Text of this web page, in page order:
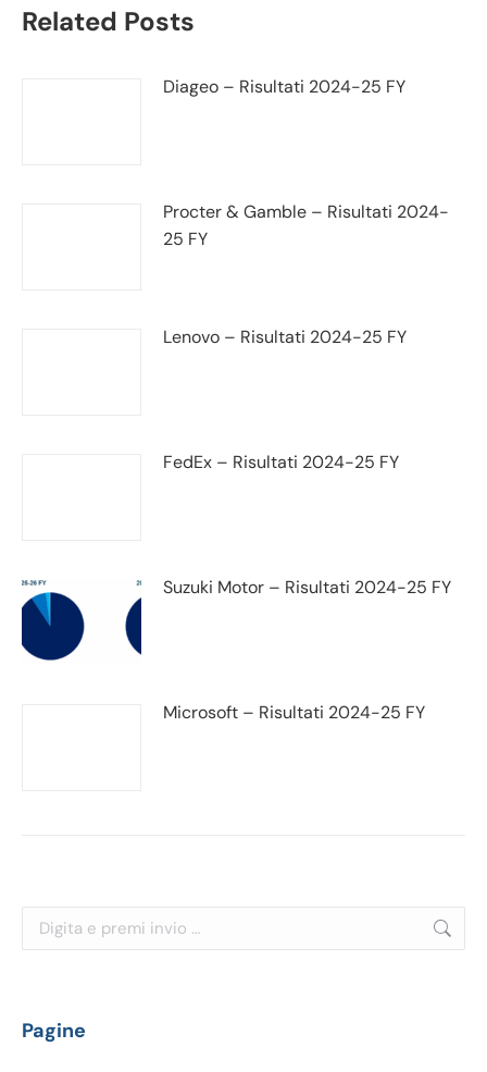
Related Posts
Diageo – Risultati 2024-25 FY
Procter & Gamble – Risultati 2024-
25 FY
Lenovo – Risultati 2024-25 FY
FedEx – Risultati 2024-25 FY
Suzuki Motor – Risultati 2024-25 FY
Microsoft – Risultati 2024-25 FY
Cerca:
Pagine